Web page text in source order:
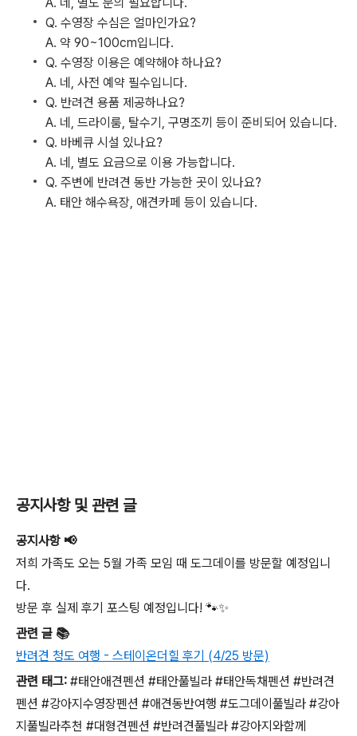
Q. 수영장 수심은 얼마인가요?
A. 약 90~100cm입니다.
Q. 수영장 이용은 예약해야 하나요?
A. 네, 사전 예약 필수입니다.
Q. 반려견 용품 제공하나요?
A. 네, 드라이룸, 탈수기, 구명조끼 등이 준비되어 있습니다.
Q. 바베큐 시설 있나요?
A. 네, 별도 요금으로 이용 가능합니다.
Q. 주변에 반려견 동반 가능한 곳이 있나요?
A. 태안 해수욕장, 애견카페 등이 있습니다.
공지사항 및 관련 글
공지사항 📢
저희 가족도 오는 5월 가족 모임 때 도그데이를 방문할 예정입니
다.
방문 후 실제 후기 포스팅 예정입니다! 🐾✨
관련 글 📚
반려견 청도 여행 - 스테이온더힐 후기 (4/25 방문)
관련 태그: #태안애견펜션 #태안풀빌라 #태안독채펜션 #반려견
펜션 #강아지수영장펜션 #애견동반여행 #도그데이풀빌라 #강아
지풀빌라추천 #대형견펜션 #반려견풀빌라 #강아지와함께